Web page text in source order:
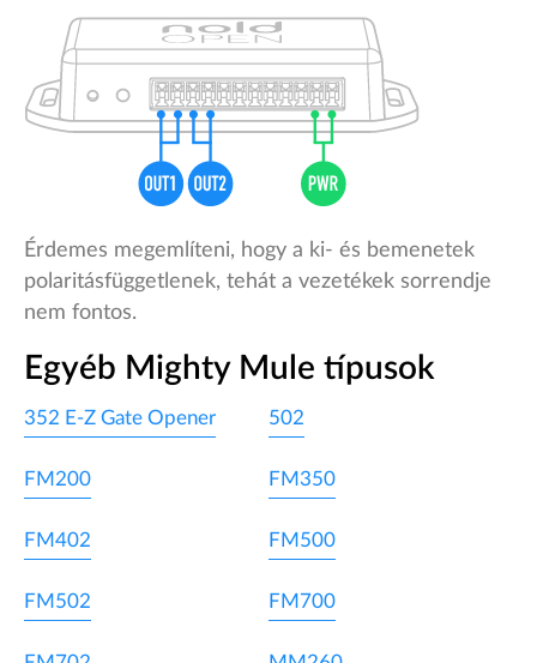
Érdemes megemlíteni, hogy a ki- és bemenetek
polaritásfüggetlenek, tehát a vezetékek sorrendje
nem fontos.
Egyéb Mighty Mule típusok
352 E-Z Gate Opener 502
FM200 FM350
FM402 FM500
FM502 FM700